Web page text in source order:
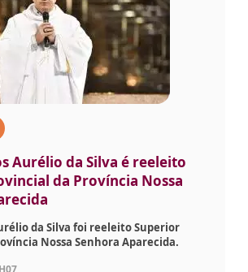
Aurélio da Silva é reeleito
da Província Nossa
da Silva foi reeleito Superior
Nossa Senhora Aparecida.